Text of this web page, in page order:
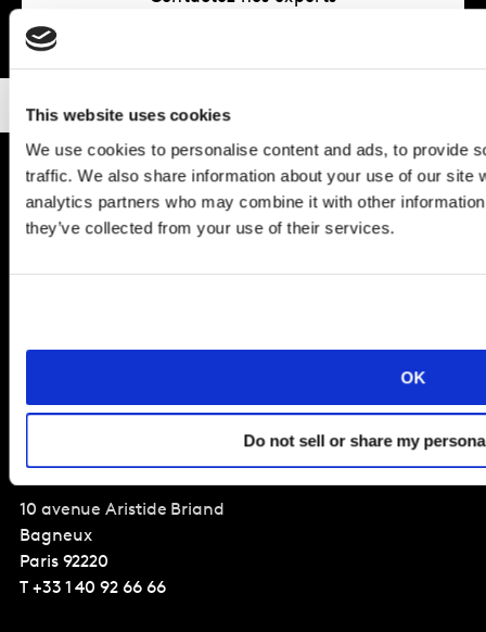
This website uses cookies
We use cookies to personalise content and ads, to provide
traffic. We also share information about your use of our site
analytics partners who may combine it with other
they’ve collected from your use of their services.
OK
Do not sell or share my
Partenaire des marques
Solutions
Kantar France
10 avenue Aristide Briand
Bagneux
Paris 92220
T +33 1 40 92 66 66